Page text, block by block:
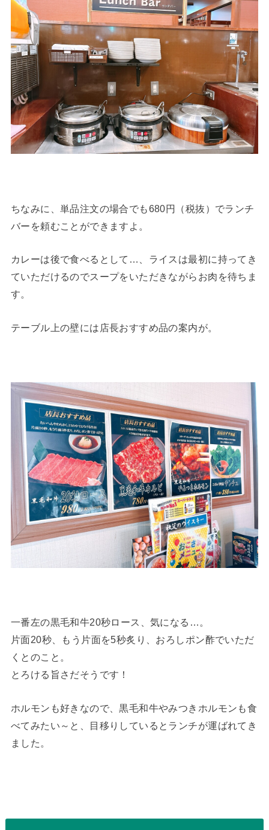
ちなみに、単品注文の場合でも680円（税抜）でランチ
バーを頼むことができますよ。
カレーは後で食べるとして…、ライスは最初に持ってき
ていただけるのでスープをいただきながらお肉を待ちま
す。
テーブル上の壁には店長おすすめ品の案内が。
一番左の黒毛和牛20秒ロース、気になる…。
片面20秒、もう片面を5秒炙り、おろしポン酢でいただ
くとのこと。
とろける旨さだそうです！
ホルモンも好きなので、黒毛和牛やみつきホルモンも食
べてみたい～と、目移りしているとランチが運ばれてき
ました。